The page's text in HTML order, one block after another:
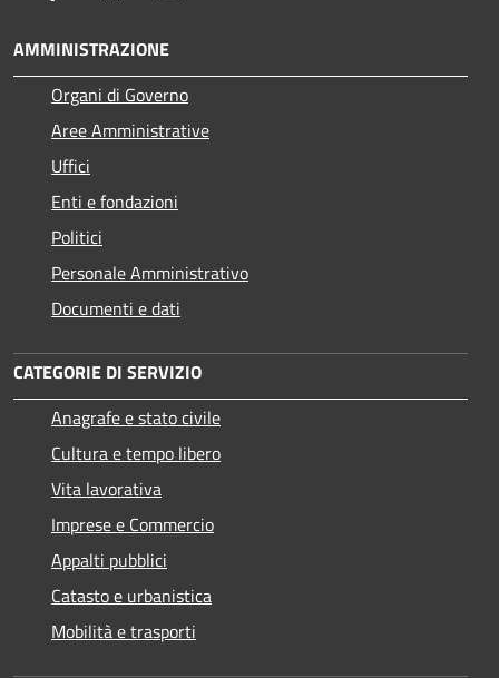
AMMINISTRAZIONE
Organi di Governo
Aree Amministrative
Uffici
Enti e fondazioni
Politici
Personale Amministrativo
Documenti e dati
CATEGORIE DI SERVIZIO
Anagrafe e stato civile
Cultura e tempo libero
Vita lavorativa
Imprese e Commercio
Appalti pubblici
Catasto e urbanistica
Mobilità e trasporti